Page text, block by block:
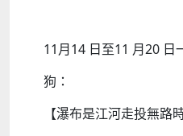
11月14 日至11 月20 日
狗：
【瀑布是江河走投無路